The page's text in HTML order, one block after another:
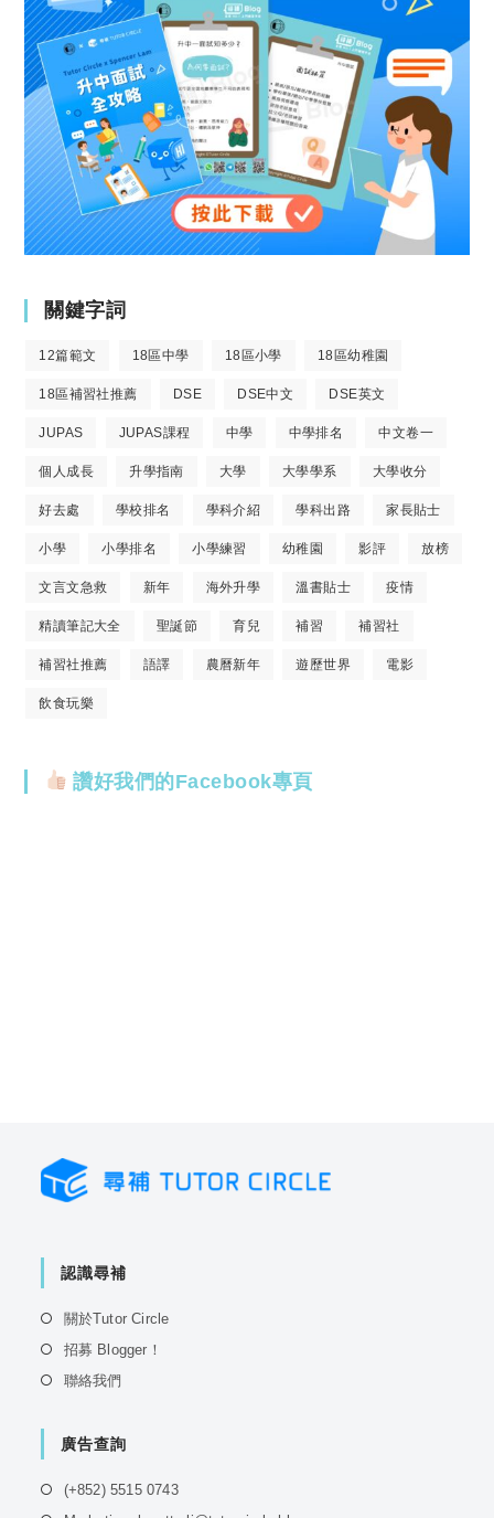
關鍵字詞
12篇範文 18區中學 18區小學 18區幼稚園
18區補習社推薦 DSE DSE中文 DSE英文
JUPAS JUPAS課程 中學 中學排名 中文卷一
個人成長 升學指南 大學 大學學系 大學收分
好去處 學校排名 學科介紹 學科出路 家長貼士
小學 小學排名 小學練習 幼稚園 影評 放榜
文言文急救 新年 海外升學 溫書貼士 疫情
精讀筆記大全 聖誕節 育兒 補習 補習社
補習社推薦 語譯 農曆新年 遊歷世界 電影
飲食玩樂
讚好我們的Facebook專頁
認識尋補
關於Tutor CircleOpens
招募 Blogger！
聯絡我們
new
廣告查詢
(+852) 5515 0743Opens